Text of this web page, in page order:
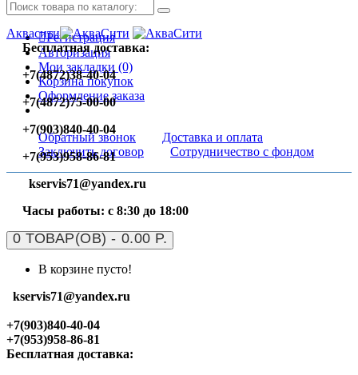
Регистрация
Авторизация
Мои закладки (0)
Корзина покупок
Оформление заказа
Обратный звонок
Доставка и оплата
Заключить договор
Сотрудничество с фондом
Аквасити
Бесплатная доставка:
+7(4872)38-40-04
+7(4872)75-00-00
+7(903)840-40-04
+7(953)958-86-81
kservis71@yandex.ru
Часы работы: с 8:30 до 18:00
0 ТОВАР(ОВ) - 0.00 Р.
В корзине пусто!
kservis71@yandex.ru
+7(903)840-40-04
+7(953)958-86-81
Бесплатная доставка: